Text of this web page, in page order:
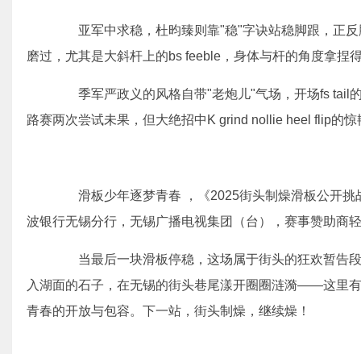
亚军中求稳，杜昀臻则靠"稳"字诀站稳脚跟，正反
磨过，尤其是大斜杆上的bs feeble，身体与杆的角度拿捏
季军严政义的风格自带"老炮儿"气场，开场fs tail
路赛两次尝试未果，但大绝招中K grind nollie heel flip的
滑板少年逐梦青春 ，《2025街头制燥滑板公开挑
波银行无锡分行，无锡广播电视集团（台），赛事赞助商
当最后一块滑板停稳，这场属于街头的狂欢暂告
入湖面的石子，在无锡的街头巷尾漾开圈圈涟漪——这里
青春的开放与包容。下一站，街头制燥，继续燥！